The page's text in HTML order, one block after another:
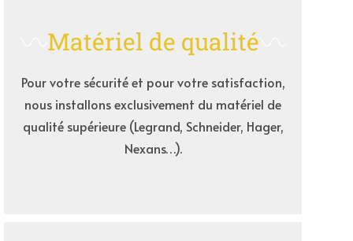
Matériel de qualité
Pour votre sécurité et pour votre satisfaction,
nous installons exclusivement du matériel de
qualité supérieure (Legrand, Schneider, Hager,
Nexans…).